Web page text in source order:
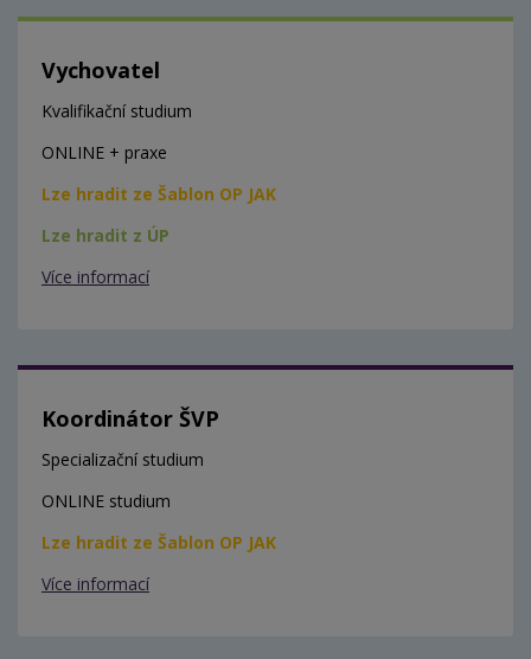
Vychovatel
Kvalifikační studium
ONLINE + praxe
Lze hradit ze Šablon OP JAK
Lze hradit z ÚP
Více informací
Koordinátor ŠVP
Specializační studium
ONLINE studium
Lze hradit ze Šablon OP JAK
Více informací